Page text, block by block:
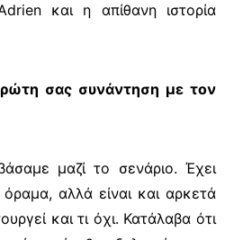
και η απίθανη ιστορία
σας συνάντηση με τον
μαζί το σενάριο. Έχει
αλλά είναι και αρκετά
και τι όχι. Κατάλαβα ότι